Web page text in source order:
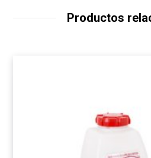
Productos